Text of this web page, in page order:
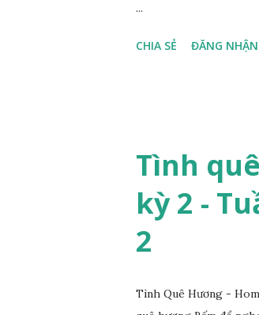
...
CHIA SẺ ĐĂNG
Tình
kỳ 2 -
2
Tình Quê Hương -